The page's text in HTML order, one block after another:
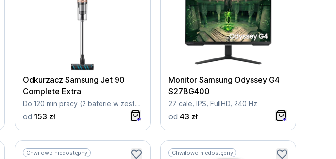
Odkurzacz Samsung Jet 90
Complete Extra
Do 120 min pracy (2 baterie w zestawie)
od 153 zł
Monitor Samsung Odyssey G4
S27BG400
27 cale, IPS, FullHD, 240 Hz
od 43 zł
Chwilowo niedostępny Chwilowo niedostępny